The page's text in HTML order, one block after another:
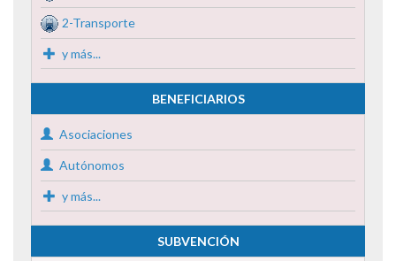
2-Transporte
y más...
BENEFICIARIOS
Asociaciones
Autónomos
y más...
SUBVENCIÓN